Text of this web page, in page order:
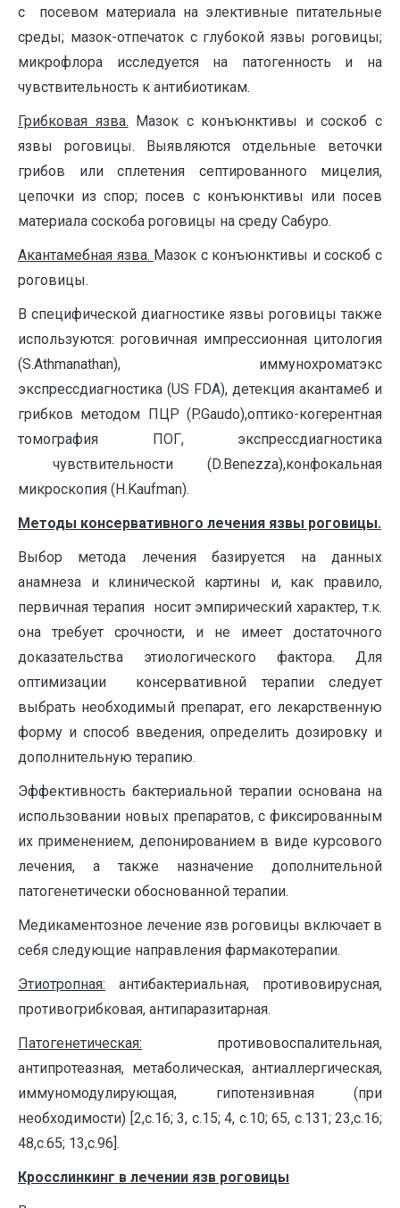
с посевом материала на элективные питательные
среды; мазок-отпечаток с глубокой язвы роговицы;
микрофлора исследуется на патогенность и на
чувствительность к антибиотикам.
Грибковая язва. Мазок с конъюнктивы и соскоб с
язвы роговицы. Выявляются отдельные веточки
грибов или сплетения септированного мицелия,
цепочки из спор; посев с конъюнктивы или посев
материала соскоба роговицы на среду Сабуро.
Акантамебная язва. Мазок с конъюнктивы и соскоб с
роговицы.
В специфической диагностике язвы роговицы также
используются: роговичная импрессионная цитология
(S.Athmanathan), иммунохроматэкс
экспрессдиагностика (US FDA), детекция акантамеб и
грибков методом ПЦР (P.Gaudo),оптико-когерентная
томография ПОГ, экспрессдиагностика
чувствительности (D.Benezza),конфокальная
микроскопия (H.Kaufman).
Методы консервативного лечения язвы роговицы.
Выбор метода лечения базируется на данных
анамнеза и клинической картины и, как правило,
первичная терапия носит эмпирический характер, т.к.
она требует срочности, и не имеет достаточного
доказательства этиологического фактора. Для
оптимизации консервативной терапии следует
выбрать необходимый препарат, его лекарственную
форму и способ введения, определить дозировку и
дополнительную терапию.
Эффективность бактериальной терапии основана на
использовании новых препаратов, с фиксированным
их применением, депонированием в виде курсового
лечения, а также назначение дополнительной
патогенетически обоснованной терапии.
Медикаментозное лечение язв роговицы включает в
себя следующие направления фармакотерапии.
Этиотропная: антибактериальная, противовирусная,
противогрибковая, антипаразитарная.
Патогенетическая: противовоспалительная,
антипротеазная, метаболическая, антиаллергическая,
иммуномодулирующая, гипотензивная (при
необходимости) [2,с.16; 3, с.15; 4, с.10; 65, с.131; 23,с.16;
48,с.65; 13,с.96].
Кросслинкинг в лечении язв роговицы